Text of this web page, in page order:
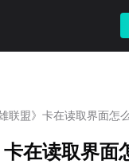
雄联盟》卡在读取界面怎
卡在读取界面